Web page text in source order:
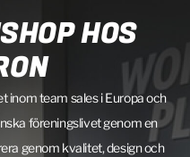
HOS
inom team sales i Europa och
föreningslivet genom en
genom kvalitet, design och